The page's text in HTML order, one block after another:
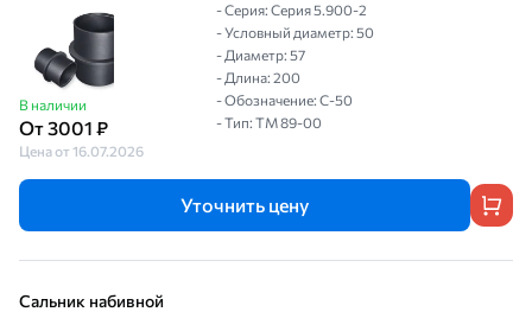
В наличии
От 3001 ₽
Цена от 16.07.2026
- Серия: Серия 5.900-2
- Условный диаметр: 50
- Диаметр: 57
- Длина: 200
- Обозначение: С-50
- Тип: ТМ 89-00
Уточнить цену
Сальник набивной